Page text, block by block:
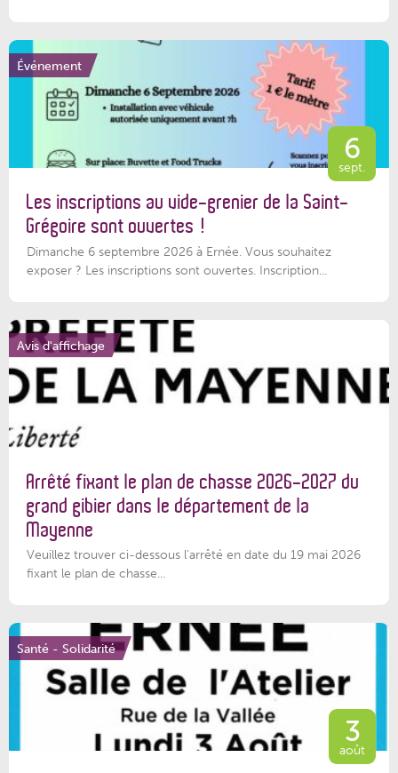
Événement
6
sept.
Les inscriptions au vide-grenier de la Saint-
Grégoire sont ouvertes !
Dimanche 6 septembre 2026 à Ernée. Vous souhaitez
exposer ? Les inscriptions sont ouvertes. Inscription...
Avis d'affichage
Arrêté fixant le plan de chasse 2026-2027 du
grand gibier dans le département de la
Mayenne
Veuillez trouver ci-dessous l’arrêté en date du 19 mai 2026
fixant le plan de chasse...
Santé - Solidarité
3
août